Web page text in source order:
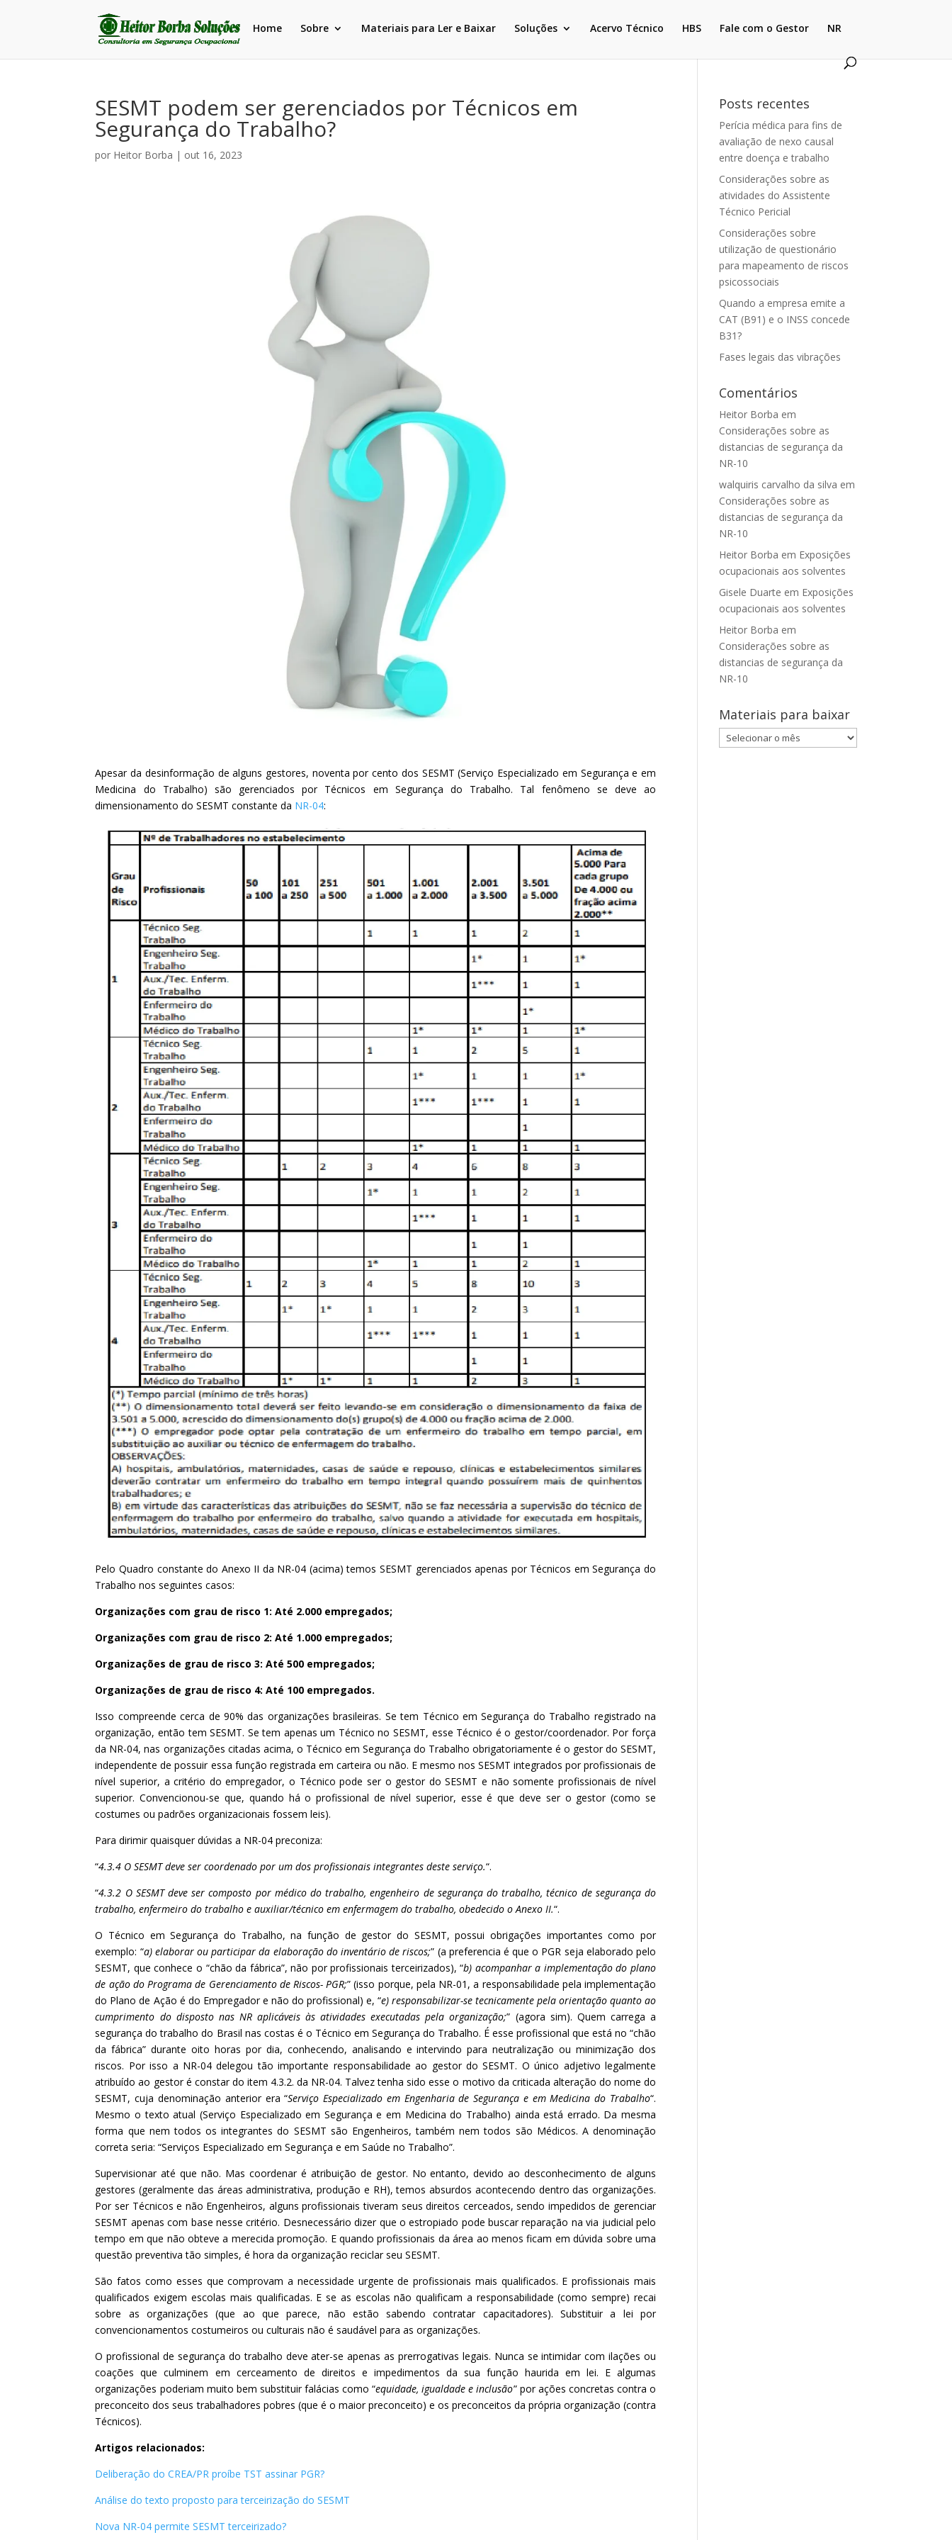
Home Sobre Materiais para Ler e Baixar Soluções Acervo Técnico HBS Fale com o Gestor NR
SESMT podem ser gerenciados por Técnicos em
Segurança do Trabalho?
por Heitor Borba | out 16, 2023
Apesar da desinformação de alguns gestores, noventa por cento dos SESMT (Serviço Especializado em Segurança e em
Medicina do Trabalho) são gerenciados por Técnicos em Segurança do Trabalho. Tal fenômeno se deve ao
dimensionamento do SESMT constante da NR-04:
Pelo Quadro constante do Anexo II da NR-04 (acima) temos SESMT gerenciados apenas por Técnicos em Segurança do
Trabalho nos seguintes casos:
Organizações com grau de risco 1: Até 2.000 empregados;
Organizações com grau de risco 2: Até 1.000 empregados;
Organizações de grau de risco 3: Até 500 empregados;
Organizações de grau de risco 4: Até 100 empregados.
Isso compreende cerca de 90% das organizações brasileiras. Se tem Técnico em Segurança do Trabalho registrado na
organização, então tem SESMT. Se tem apenas um Técnico no SESMT, esse Técnico é o gestor/coordenador. Por força
da NR-04, nas organizações citadas acima, o Técnico em Segurança do Trabalho obrigatoriamente é o gestor do SESMT,
independente de possuir essa função registrada em carteira ou não. E mesmo nos SESMT integrados por profissionais de
nível superior, a critério do empregador, o Técnico pode ser o gestor do SESMT e não somente profissionais de nível
superior. Convencionou-se que, quando há o profissional de nível superior, esse é que deve ser o gestor (como se
costumes ou padrões organizacionais fossem leis).
Para dirimir quaisquer dúvidas a NR-04 preconiza:
“4.3.4 O SESMT deve ser coordenado por um dos profissionais integrantes deste serviço.“.
“4.3.2 O SESMT deve ser composto por médico do trabalho, engenheiro de segurança do trabalho, técnico de segurança do
trabalho, enfermeiro do trabalho e auxiliar/técnico em enfermagem do trabalho, obedecido o Anexo II.“.
O Técnico em Segurança do Trabalho, na função de gestor do SESMT, possui obrigações importantes como por
exemplo: “a) elaborar ou participar da elaboração do inventário de riscos;” (a preferencia é que o PGR seja elaborado pelo
SESMT, que conhece o “chão da fábrica”, não por profissionais terceirizados), “b) acompanhar a implementação do plano
de ação do Programa de Gerenciamento de Riscos- PGR;” (isso porque, pela NR-01, a responsabilidade pela implementação
do Plano de Ação é do Empregador e não do profissional) e, “e) responsabilizar-se tecnicamente pela orientação quanto ao
cumprimento do disposto nas NR aplicáveis às atividades executadas pela organização;” (agora sim). Quem carrega a
segurança do trabalho do Brasil nas costas é o Técnico em Segurança do Trabalho. É esse profissional que está no “chão
da fábrica” durante oito horas por dia, conhecendo, analisando e intervindo para neutralização ou minimização dos
riscos. Por isso a NR-04 delegou tão importante responsabilidade ao gestor do SESMT. O único adjetivo legalmente
atribuído ao gestor é constar do item 4.3.2. da NR-04. Talvez tenha sido esse o motivo da criticada alteração do nome do
SESMT, cuja denominação anterior era “Serviço Especializado em Engenharia de Segurança e em Medicina do Trabalho“.
Mesmo o texto atual (Serviço Especializado em Segurança e em Medicina do Trabalho) ainda está errado. Da mesma
forma que nem todos os integrantes do SESMT são Engenheiros, também nem todos são Médicos. A denominação
correta seria: “Serviços Especializado em Segurança e em Saúde no Trabalho”.
Supervisionar até que não. Mas coordenar é atribuição de gestor. No entanto, devido ao desconhecimento de alguns
gestores (geralmente das áreas administrativa, produção e RH), temos absurdos acontecendo dentro das organizações.
Por ser Técnicos e não Engenheiros, alguns profissionais tiveram seus direitos cerceados, sendo impedidos de gerenciar
SESMT apenas com base nesse critério. Desnecessário dizer que o estropiado pode buscar reparação na via judicial pelo
tempo em que não obteve a merecida promoção. E quando profissionais da área ao menos ficam em dúvida sobre uma
questão preventiva tão simples, é hora da organização reciclar seu SESMT.
São fatos como esses que comprovam a necessidade urgente de profissionais mais qualificados. E profissionais mais
qualificados exigem escolas mais qualificadas. E se as escolas não qualificam a responsabilidade (como sempre) recai
sobre as organizações (que ao que parece, não estão sabendo contratar capacitadores). Substituir a lei por
convencionamentos costumeiros ou culturais não é saudável para as organizações.
O profissional de segurança do trabalho deve ater-se apenas as prerrogativas legais. Nunca se intimidar com ilações ou
coações que culminem em cerceamento de direitos e impedimentos da sua função haurida em lei. E algumas
organizações poderiam muito bem substituir falácias como “equidade, igualdade e inclusão” por ações concretas contra o
preconceito dos seus trabalhadores pobres (que é o maior preconceito) e os preconceitos da própria organização (contra
Técnicos).
Artigos relacionados:
Deliberação do CREA/PR proíbe TST assinar PGR?
Análise do texto proposto para terceirização do SESMT
Nova NR-04 permite SESMT terceirizado?
Posts recentes
Perícia médica para fins de
avaliação de nexo causal
entre doença e trabalho
Considerações sobre as
atividades do Assistente
Técnico Pericial
Considerações sobre
utilização de questionário
para mapeamento de riscos
psicossociais
Quando a empresa emite a
CAT (B91) e o INSS concede
B31?
Fases legais das vibrações
Comentários
Heitor Borba em
Considerações sobre as
distancias de segurança da
NR-10
walquiris carvalho da silva em
Considerações sobre as
distancias de segurança da
NR-10
Heitor Borba em Exposições
ocupacionais aos solventes
Gisele Duarte em Exposições
ocupacionais aos solventes
Heitor Borba em
Considerações sobre as
distancias de segurança da
NR-10
Materiais para baixar
Materiais
para